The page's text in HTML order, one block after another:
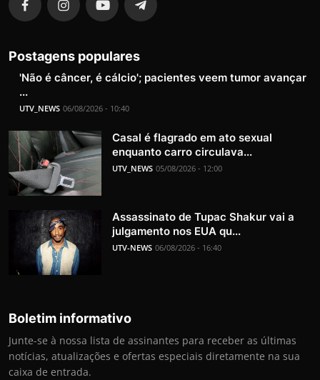
Postagens populares
'Não é câncer, é cálcio'; pacientes veem tumor avançar
...
UTV_NEWS 06/08/2026 - 10:40
Casal é flagrado em ato sexual
enquanto carro circulava...
UTV_NEWS 05/08/2026 - 12:00
Assassinato de Tupac Shakur vai a
julgamento nos EUA qu...
UTV-NEWS 06/08/2026 - 16:40
Boletim informativo
Junte-se à nossa lista de assinantes para receber as últimas
notícias, atualizações e ofertas especiais diretamente na sua
caixa de entrada.